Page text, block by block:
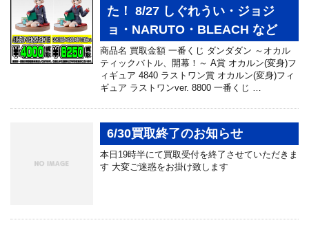
た！ 8/27 しぐれうい・ジョジ
ョ・NARUTO・BLEACH など
商品名 買取金額 一番くじ ダンダダン ～オカル
ティックバトル、開幕！～ A賞 オカルン(変身)フ
ィギュア 4840 ラストワン賞 オカルン(変身)フィ
ギュア ラストワンver. 8800 一番くじ …
6/30買取終了のお知らせ
本日19時半にて買取受付を終了させていただきま
す 大変ご迷惑をお掛け致します